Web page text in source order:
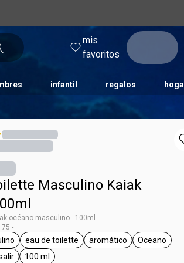
mis
favoritos
infantil regalos
unahumor
Masculino Kaiak
océano masculino - 100ml
-
masculino
general.tag eau de toilette
eau de toilette
general.tag aromático
aromático Oceano
100 ml